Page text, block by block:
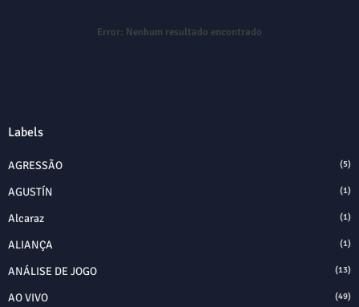
Error: Nenhum resultado encontrado
Labels
AGRESSÃO (5)
AGUSTÍN (1)
Alcaraz (1)
ALIANÇA (1)
ANÁLISE DE JOGO (13)
AO VIVO (49)